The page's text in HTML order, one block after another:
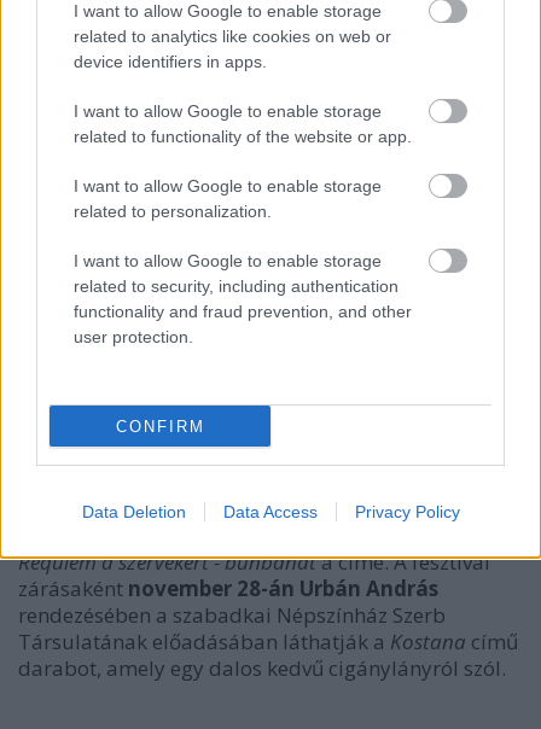
I want to allow Google to enable storage
related to analytics like cookies on web or
device identifiers in apps.
I want to allow Google to enable storage
related to functionality of the website or app.
I want to allow Google to enable storage
related to personalization.
I want to allow Google to enable storage
related to security, including authentication
functionality and fraud prevention, and other
user protection.
CONFIRM
Data Deletion Data Access Privacy Policy
November 27-én a belgrádi Bitef Teatar nyitja a
Yesterday - Emlékezz, hogy felejthess
előadással, amelyet a nemzetközi hírű
Bulic Színház és a Tvornica Kulture előadása, amely
Requiem a szervekért - bűnbánata címe. A fesztivál
zárásaként november 28-án Urbán András
rendezésében a szabadkai Népszínház Szerb
Társulatának előadásában láthatják a Kostana című
darabot, amely egy dalos kedvű cigánylányról szól.